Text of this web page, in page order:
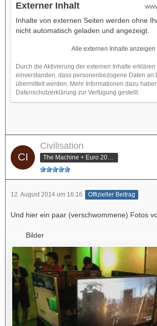
Externer Inhalt
Inhalte von externen Seiten werden ohne
nicht automatisch geladen und angezeigt.
Alle externen Inhalte anzeigen
Durch die Aktivierung der externen Inhalte
einverstanden, dass personenbezogene Daten an
übermittelt werden. Mehr Informationen dazu
Datenschutzerklärung zur Verfügung gestellt.
Civilisation
The Machine + Euro 2012 Champion
12. August 2014 um 16:16 Offizieller Beitrag
Und hier ein paar (verschwommene) Fotos
Bilder